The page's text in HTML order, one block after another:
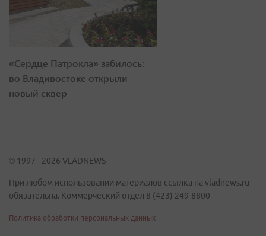
«Сердце Патрокла» забилось:
во Владивостоке открыли
новый сквер
© 1997 - 2026 VLADNEWS
При любом использовании материалов ссылка на vladnews.ru
обязательна. Коммерческий отдел 8 (423) 249-8800
Политика обработки персональных данных